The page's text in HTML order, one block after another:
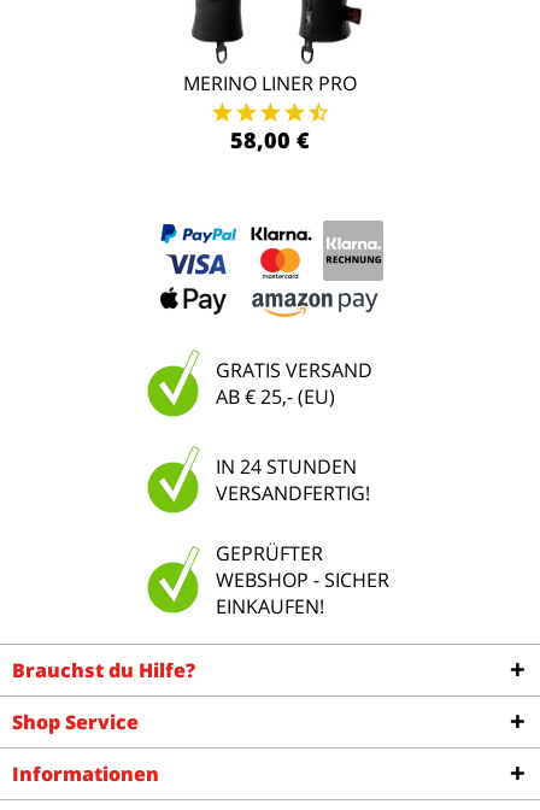
MERINO LINER PRO
58,00 €
GRATIS VERSAND
AB € 25,- (EU)
IN 24 STUNDEN
VERSANDFERTIG!
GEPRÜFTER
WEBSHOP - SICHER
EINKAUFEN!
Brauchst du Hilfe?
Shop Service
Informationen